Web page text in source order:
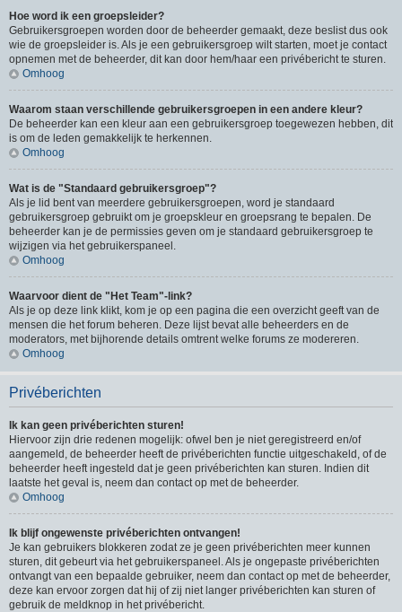
Hoe word ik een groepsleider?
Gebruikersgroepen worden door de beheerder gemaakt, deze beslist dus ook
wie de groepsleider is. Als je een gebruikersgroep wilt starten, moet je contact
opnemen met de beheerder, dit kan door hem/haar een privébericht te sturen.
Omhoog
Waarom staan verschillende gebruikersgroepen in een andere kleur?
De beheerder kan een kleur aan een gebruikersgroep toegewezen hebben, dit
is om de leden gemakkelijk te herkennen.
Omhoog
Wat is de "Standaard gebruikersgroep"?
Als je lid bent van meerdere gebruikersgroepen, word je standaard
gebruikersgroep gebruikt om je groepskleur en groepsrang te bepalen. De
beheerder kan je de permissies geven om je standaard gebruikersgroep te
wijzigen via het gebruikerspaneel.
Omhoog
Waarvoor dient de "Het Team"-link?
Als je op deze link klikt, kom je op een pagina die een overzicht geeft van de
mensen die het forum beheren. Deze lijst bevat alle beheerders en de
moderators, met bijhorende details omtrent welke forums ze modereren.
Omhoog
Privéberichten
Ik kan geen privéberichten sturen!
Hiervoor zijn drie redenen mogelijk: ofwel ben je niet geregistreerd en/of
aangemeld, de beheerder heeft de privéberichten functie uitgeschakeld, of de
beheerder heeft ingesteld dat je geen privéberichten kan sturen. Indien dit
laatste het geval is, neem dan contact op met de beheerder.
Omhoog
Ik blijf ongewenste privéberichten ontvangen!
Je kan gebruikers blokkeren zodat ze je geen privéberichten meer kunnen
sturen, dit gebeurt via het gebruikerspaneel. Als je ongepaste privéberichten
ontvangt van een bepaalde gebruiker, neem dan contact op met de beheerder,
deze kan ervoor zorgen dat hij of zij niet langer privéberichten kan sturen of
gebruik de meldknop in het privébericht.